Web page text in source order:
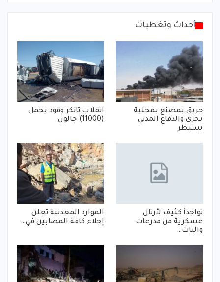
أحداث وتغطيات
حريق بمصنع بمحلية
بحري والدفاع المدني
يسيطر
انقلاب تانكر وقود يحمل
(11000) جالون
تواجدأ كثيف لأرتال
عسكرية من مدرعات
واليات…
الموارد المعدنية تعلن
إجلاء كافة المصابين في…